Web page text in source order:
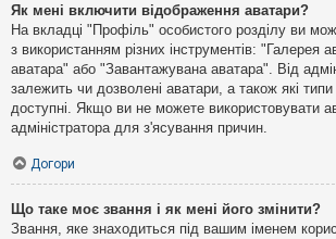
Як мені включити відображення аватари?
На вкладці "Профіль" особистого розділу ви
з використанням різних інструментів: "Галерея
аватара" або "Завантажувана аватара". Від
залежить чи дозволені аватари, а також які
доступні. Якщо ви не можете використовувати
адміністратора для з'ясування причин.
Догори
Що таке моє звання і як мені його змінити?
Звання, яке знаходиться під вашим іменем